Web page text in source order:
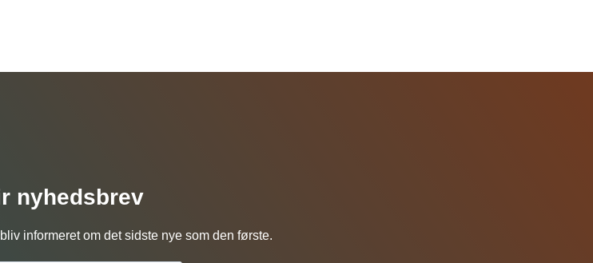
nyhedsbrev
informeret om det sidste nye som den første.